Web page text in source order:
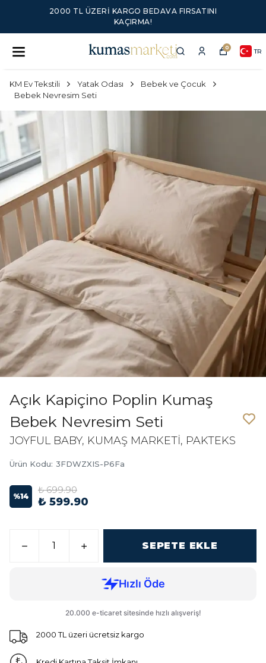
2000 TL ÜZERI KARGO BEDAVA FIRSATINI
KAÇIRMA!
0 TR
KM Ev Tekstili Yatak Odası
Bebek ve Çocuk
Bebek Nevresim Seti
Açık Kapiçino Poplin Kumaş
Bebek Nevresim Seti
JOYFUL BABY, KUMAŞ MARKETİ, PAKTEKS
Ürün Kodu: 3FDWZXIS-P6Fa
%14
₺ 699.90
₺ 599.90
SEPETE EKLE
2000 TL üzeri ücretsiz kargo